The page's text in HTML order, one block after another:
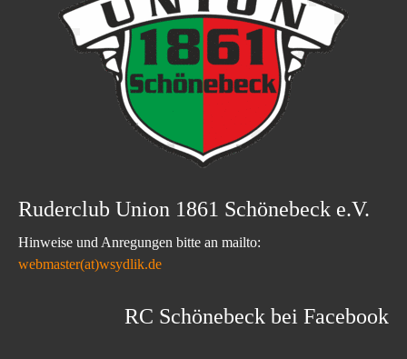
Ruderclub Union 1861 Schönebeck e.V.
Hinweise und Anregungen bitte an mailto:
webmaster(at)wsydlik.de
RC Schönebeck bei Facebook